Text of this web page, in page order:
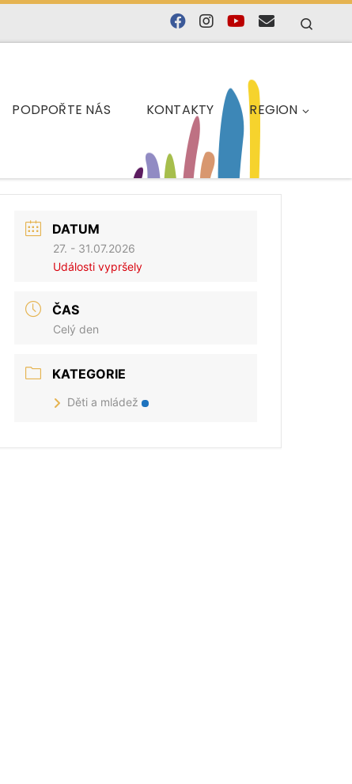
PODPOŘTE NÁS KONTAKTY REGION
DATUM
27. - 31.07.2026
Události vypršely
ČAS
Celý den
KATEGORIE
Děti a mládež